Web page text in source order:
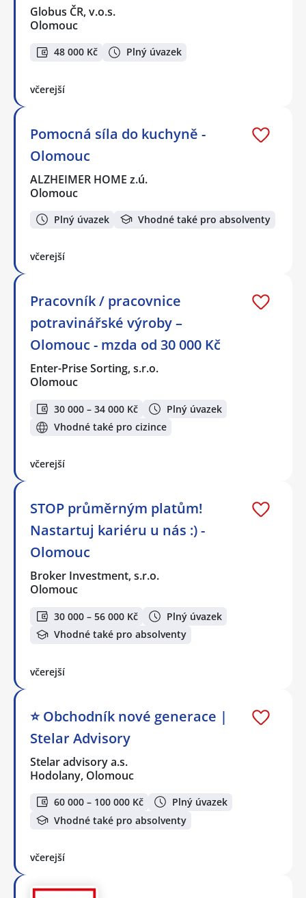
Globus ČR, v.o.s.
Olomouc
48 000 Kč Plný úvazek
včerejší
Pomocná síla do kuchyně -
Olomouc
ALZHEIMER HOME z.ú.
Olomouc
Plný úvazek Vhodné také pro absolventy
včerejší
Pracovník / pracovnice
potravinářské výroby –
Olomouc - mzda od 30 000 Kč
Enter-Prise Sorting, s.r.o.
Olomouc
30 000 – 34 000 Kč
Plný úvazek
Vhodné také pro cizince
včerejší
STOP průměrným platům!
Nastartuj kariéru u nás :) -
Olomouc
Broker Investment, s.r.o.
Olomouc
30 000 – 56 000 Kč
Plný úvazek
Vhodné také pro absolventy
včerejší
⭐️ Obchodník nové generace |
Stelar Advisory
Stelar advisory a.s.
Hodolany, Olomouc
60 000 – 100 000 Kč
Plný úvazek
Vhodné také pro absolventy
včerejší